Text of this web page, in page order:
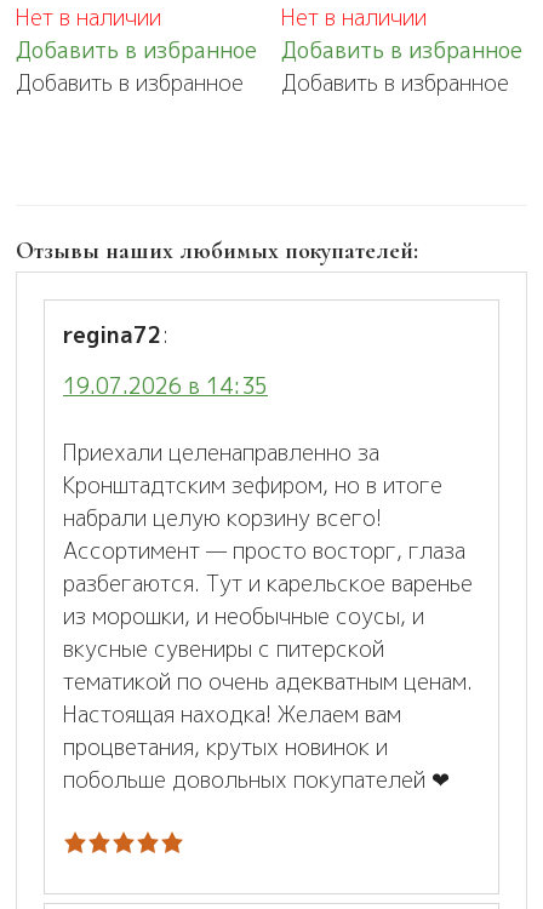
Нет в наличии
Добавить в избранное
Добавить в избранное
Нет в наличии
Добавить в избранное
Добавить в избранное
Отзывы наших любимых покупателей:
regina72:
19.07.2026 в 14:35
Приехали целенаправленно за
Кронштадтским зефиром, но в итоге
набрали целую корзину всего!
Ассортимент — просто восторг, глаза
разбегаются. Тут и карельское варенье
из морошки, и необычные соусы, и
вкусные сувениры с питерской
тематикой по очень адекватным ценам.
Настоящая находка! Желаем вам
процветания, крутых новинок и
побольше довольных покупателей ❤